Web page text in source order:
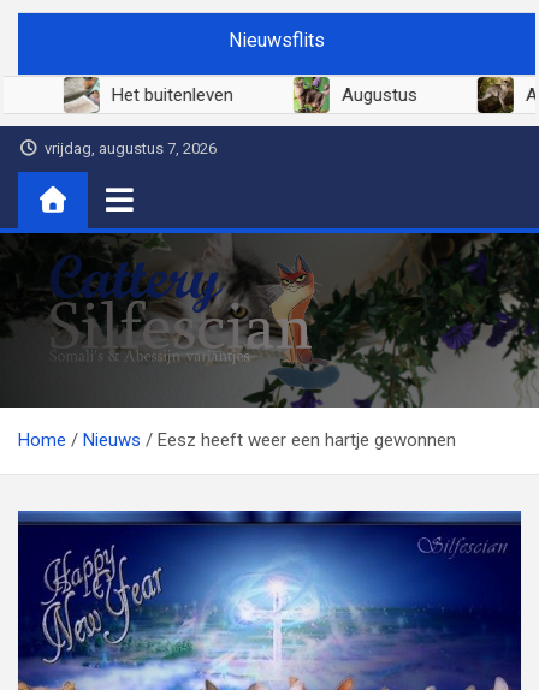
Ga
de
Nieuwsflits
Juni 2026 Het buitenleven Augustus
vrijdag, augustus 7, 2026
Cattery Silfescian
Somali's en soms Abessijn-variantjes
Home
Nieuws Eesz heeft weer een hartje gewonnen